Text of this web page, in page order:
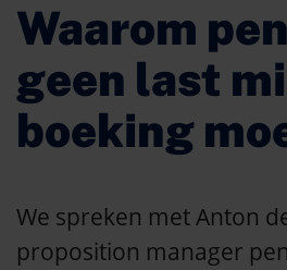
Waarom
geen last
boeking
We spreken met Anton
proposition manager